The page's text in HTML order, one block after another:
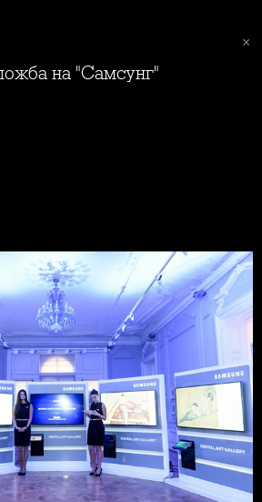
на "Самсунг"